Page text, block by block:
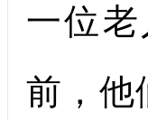
一位
前，他